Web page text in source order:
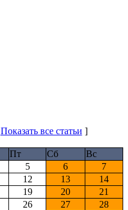
Показать все статьи ]
Пт Сб
Вс
5 6
7
12 13
14
19 20
21
26 27
28